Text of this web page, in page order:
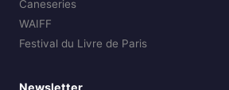
Caneseries
WAIFF
Festival du Livre de Paris
Newsletter